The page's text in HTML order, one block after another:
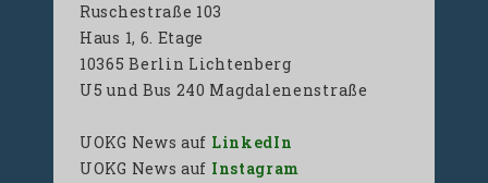
Ruschestraße 103
Haus 1, 6. Etage
10365 Berlin Lichtenberg
U5 und Bus 240 Magdalenenstraße
UOKG News auf LinkedIn
UOKG News auf Instagram